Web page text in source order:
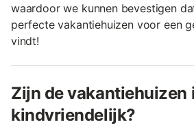
waardoor we kunnen bevestigen
perfecte vakantiehuizen voor een
vindt!
Zijn de vakantiehuizen
kindvriendelijk?